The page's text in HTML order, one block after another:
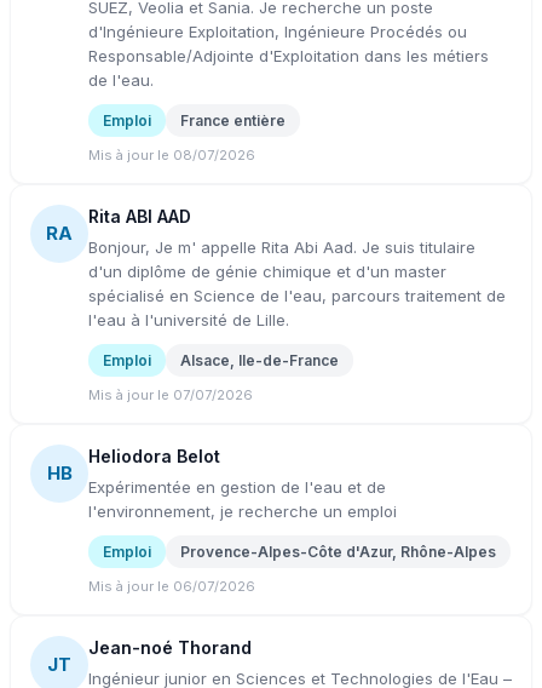
SUEZ, Veolia et Sania. Je recherche un poste
d'Ingénieure Exploitation, Ingénieure Procédés ou
Responsable/Adjointe d'Exploitation dans les métiers
de l'eau.
Emploi France entière
Mis à jour le 08/07/2026
RA
Rita ABI AAD
Bonjour, Je m' appelle Rita Abi Aad. Je suis titulaire
d'un diplôme de génie chimique et d'un master
spécialisé en Science de l'eau, parcours traitement de
l'eau à l'université de Lille.
Emploi Alsace, Ile-de-France
Mis à jour le 07/07/2026
HB
Heliodora Belot
Expérimentée en gestion de l'eau et de
l'environnement, je recherche un emploi
Emploi Provence-Alpes-Côte d'Azur, Rhône-Alpes
Mis à jour le 06/07/2026
JT
Jean-noé Thorand
Ingénieur junior en Sciences et Technologies de l'Eau –